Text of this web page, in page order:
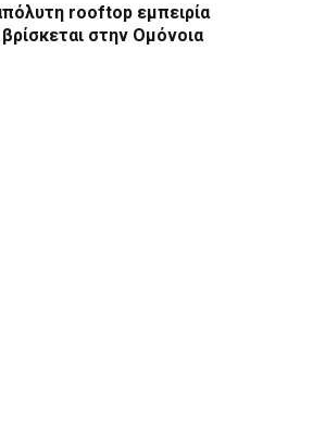
rooftop εμπειρία
στην Ομόνοια